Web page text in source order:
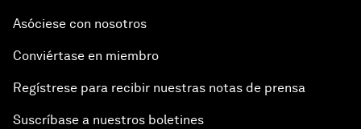
Asóciese con nosotros
Conviértase en miembro
Regístrese para recibir nuestras notas de prensa
Suscríbase a nuestros boletines